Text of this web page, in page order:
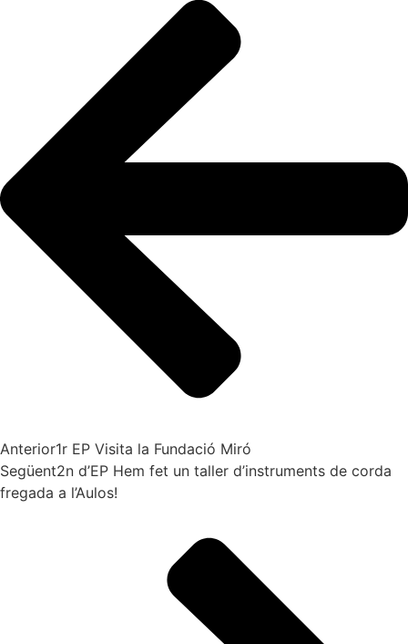
Anterior1r EP Visita la Fundació Miró
Següent2n d’EP Hem fet un taller d’instruments de corda
fregada a l’Aulos!